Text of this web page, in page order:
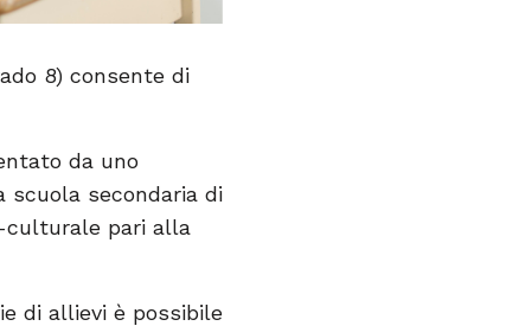
8) consente di
da uno
secondaria di
culturale pari alla
di allievi è possibile